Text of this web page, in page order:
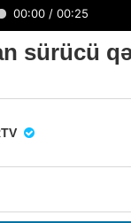
sürücü